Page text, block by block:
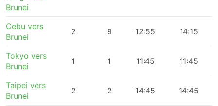
Brunei
Cebu vers
Brunei
2 9 12:55 14:15
Tokyo vers
Brunei
1 1 11:45 11:45
Taipei vers
Brunei
2 2 14:45 14:45